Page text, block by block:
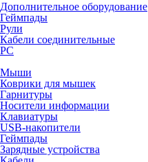
Дополнительное оборудование
Геймпады
Рули
Кабели соединительные
PC
Мыши
Коврики для мышек
Гарнитуры
Носители информации
Клавиатуры
USB-накопители
Геймпады
Зарядные устройства